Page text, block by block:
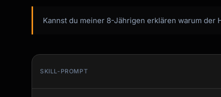
Kannst du meiner 8-Jährigen erklären warum
SKILL-PROMPT